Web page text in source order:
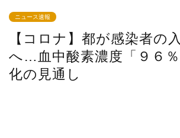
ニュース速報
【コロナ】都が感染者の
へ…血中酸素濃度「９６
化の見通し